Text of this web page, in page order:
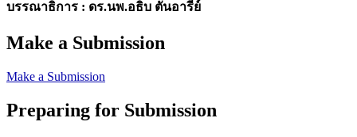
บรรณาธิการ : ดร.นพ.อธิบ ตันอารีย์
Make a Submission
Make a Submission
Preparing for Submission